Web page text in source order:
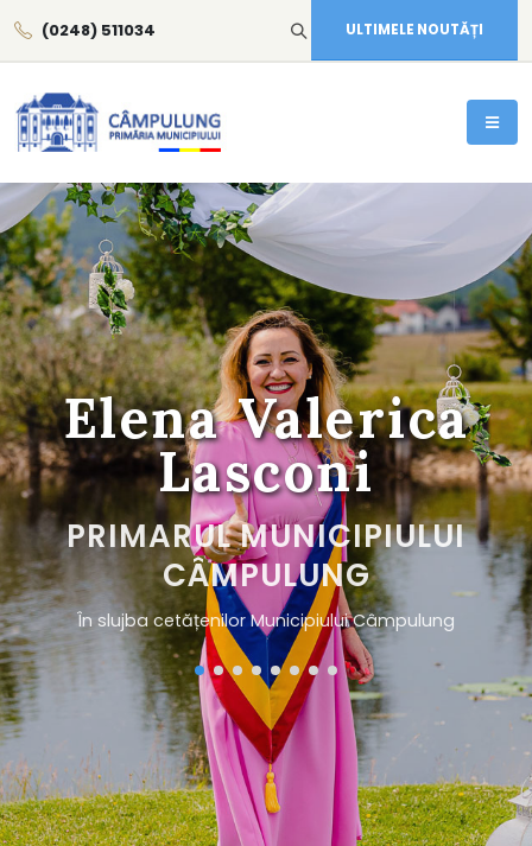
(0248) 511034 ULTIMELE NOUTĂȚI
Elena Valerica
Lasconi
PRIMARUL MUNICIPIULUI
CÂMPULUNG
În slujba cetățenilor Municipiului Câmpulung